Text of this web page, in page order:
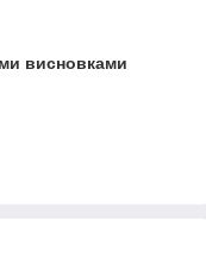
висновками